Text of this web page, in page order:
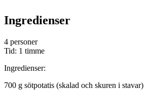
Ingredienser
4 personer
Tid: 1 timme
Ingredienser:
700 g sötpotatis (skalad och skuren i stavar)